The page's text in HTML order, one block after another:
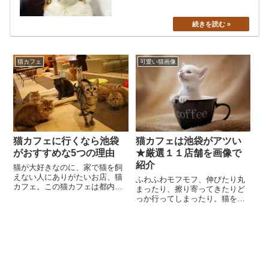
猫カフェ
猫カフェに行くなら池袋
がおすすめな5つの理由
猫が大好きなのに、家で猫を飼
えない人にありがたいお店、猫
カフェ。この猫カフェは都内各
可愛い猫画像
猫カフェは池袋がアツい
★厳選１１店舗を画像で
紹介
ふわふわモフモフ、伸びたり丸
まったり、擦り寄ってきたりど
っか行ってしまったり。猫を連